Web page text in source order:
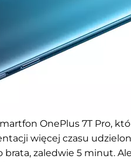
OnePlus 7T Pro,
więcej czasu
brata, zaledwie 5 minut.